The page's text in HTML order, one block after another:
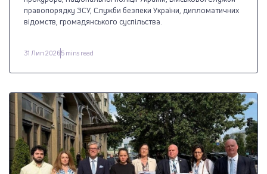
правопорядку ЗСУ, Служби безпеки України, дипломатичних
відомств, громадянського суспільства.
31 Лип 20265 mins read